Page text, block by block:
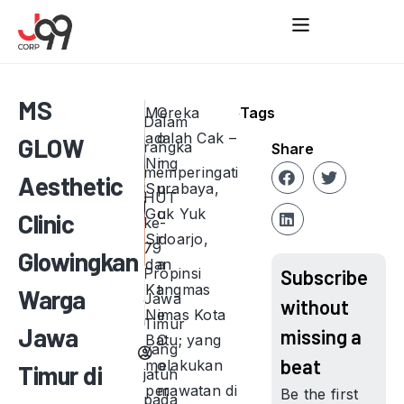
MS
GLOW
Aesthetic
Clinic
Glowingkan
Warga
Jawa
Timur di
C
o
r
p
o
r
a
t
e
C
o
m
Dalam
rangka
memperingati
HUT
ke-
79
Propinsi
Jawa
Timur
yang
jatuh
pada
Mereka
adalah Cak –
Ning
Surabaya,
Guk Yuk
Sidoarjo,
dan
Kangmas
Nimas Kota
Batu; yang
melakukan
perawatan di
Tags
Subscribe
without
missing a
beat
Be the first
Share